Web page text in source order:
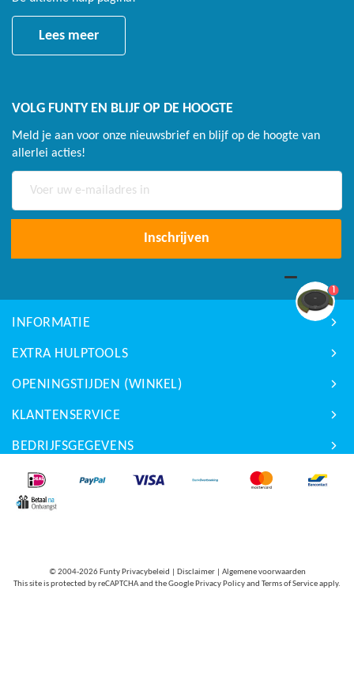
Lees meer
VOLG FUNTY EN BLIJF OP DE HOOGTE
Meld je aan voor onze nieuwsbrief en blijf op de hoogte van
allerlei acties!
op
Inschrijven
INFORMATIE
EXTRA HULPTOOLS
OPENINGSTIJDEN (WINKEL)
KLANTENSERVICE
BEDRIJFSGEGEVENS
© 2004-2026 Funty Privacybeleid Disclaimer| Algemene voorwaarden
This site is protected by reCAPTCHA and the Google Privacy Policyand Terms of Serviceapply.
1